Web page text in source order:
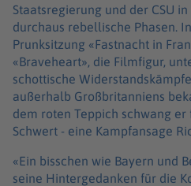
Staatsregierung und der CSU
durchaus rebellische Phasen.
Prunksitzung «Fastnacht in
«Braveheart», die Filmfigur,
schottische
außerhalb Großbritanniens
dem roten Teppich schwang
Schwert - eine Kampfansage
«Ein bisschen wie Bayern und
seine Hintergedanken für die